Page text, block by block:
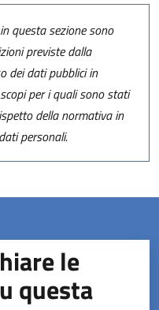
questa sezione sono
previste dalla
dei dati pubblici in
per i quali sono stati
della normativa in
personali.
le
questa